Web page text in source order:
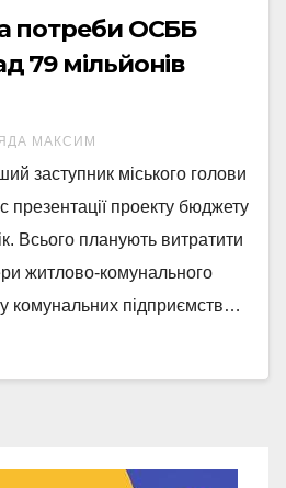
потреби ОСББ
79 мільйонів
МАКСИМ
заступник міського голови
презентації проекту бюджету
Всього планують витратити
житлово-комунального
комунальних підприємств…